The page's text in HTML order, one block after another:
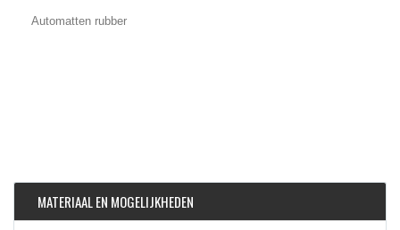
Automatten rubber
MATERIAAL EN MOGELIJKHEDEN